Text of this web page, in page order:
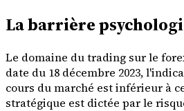
La barrière
Le domaine du trading sur le
date du 18 décembre 2023,
cours du marché est inférieur à
stratégique est dictée par le